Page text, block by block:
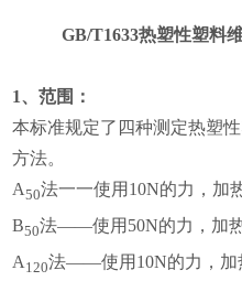
GB/T1633热塑性塑料
1、范围：
本标准规定了四种测定热塑
方法。
A50法一一使用10N的力，加
B50法——使用50N的力，加
A 120法——使用10N的力，加